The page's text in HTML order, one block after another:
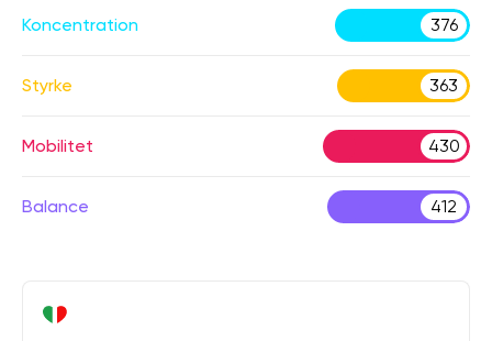
Koncentration 376
Styrke 363
Mobilitet 430
Balance 412